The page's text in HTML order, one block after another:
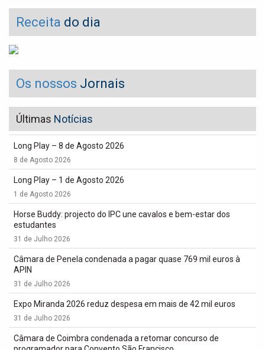
Receita do dia
Os nossos Jornais
Últimas Notícias
Long Play – 8 de Agosto 2026
8 de Agosto 2026
Long Play – 1 de Agosto 2026
1 de Agosto 2026
Horse Buddy: projecto do IPC une cavalos e bem-estar dos
estudantes
31 de Julho 2026
Câmara de Penela condenada a pagar quase 769 mil euros à
APIN
31 de Julho 2026
Expo Miranda 2026 reduz despesa em mais de 42 mil euros
31 de Julho 2026
Câmara de Coimbra condenada a retomar concurso de